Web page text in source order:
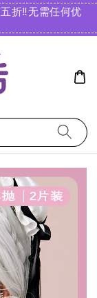
折‼️无需任何优